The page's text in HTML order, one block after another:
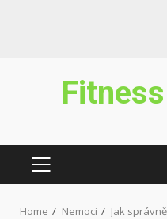
PRIMARY
Home Nemoci Jak